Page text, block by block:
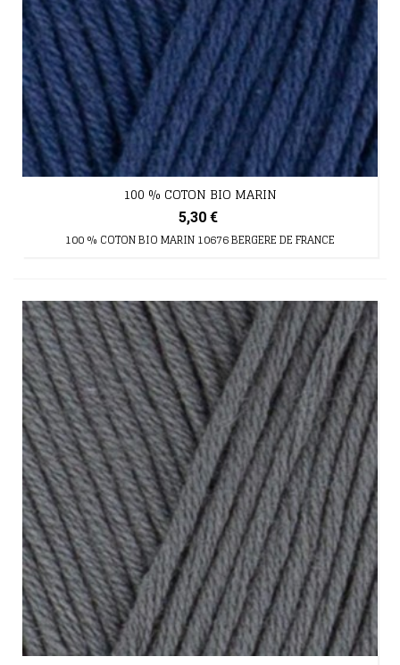
100 % COTON BIO MARIN
5,30 €
100 % COTON BIO MARIN 10676 BERGERE DE FRANCE